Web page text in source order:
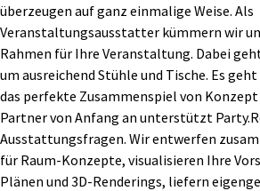
überzeugen auf ganz einmalige Weise. Als
Veranstaltungsausstatter kümmern wir
Rahmen für Ihre Veranstaltung. Dabei
um ausreichend Stühle und Tische. Es
das perfekte Zusammenspiel von
Partner von Anfang an unterstützt
Ausstattungsfragen. Wir entwerfen
für Raum-Konzepte, visualisieren Ihre
Plänen und 3D-Renderings, liefern